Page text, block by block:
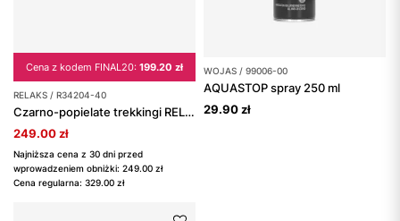
Cena z kodem FINAL20: 199.20 zł
RELAKS / R34204-40
Czarno-popielate trekkingi RELAKS z membraną nano-TEX™
249.00 zł
Najniższa cena z 30 dni przed
wprowadzeniem obniżki: 249.00 zł
Cena regularna: 329.00 zł
WOJAS / 99006-00
AQUASTOP spray 250 ml
29.90 zł